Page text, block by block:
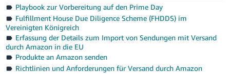
Playbook zur Vorbereitung auf den Prime Day
Fulfillment House Due Diligence Scheme (FHDDS) im
Vereinigten Königreich
Erfassung der Details zum Import von Sendungen mit Versand
durch Amazon in die EU
Produkte an Amazon senden
Richtlinien und Anforderungen für Versand durch Amazon